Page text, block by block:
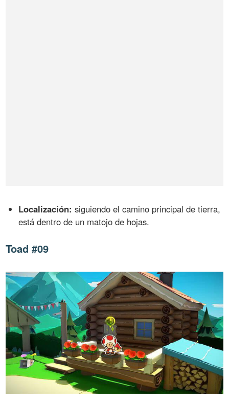
Localización: siguiendo el camino principal de tierra,
está dentro de un matojo de hojas.
Toad #09